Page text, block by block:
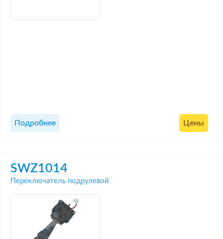
Подробнее Цены
SWZ1014
Переключатель подрулевой